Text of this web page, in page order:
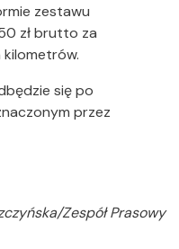
zestawu
zł brutto za
się po
przez
Zespół Prasowy